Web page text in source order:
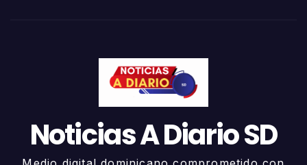
Noticias A Diario SD